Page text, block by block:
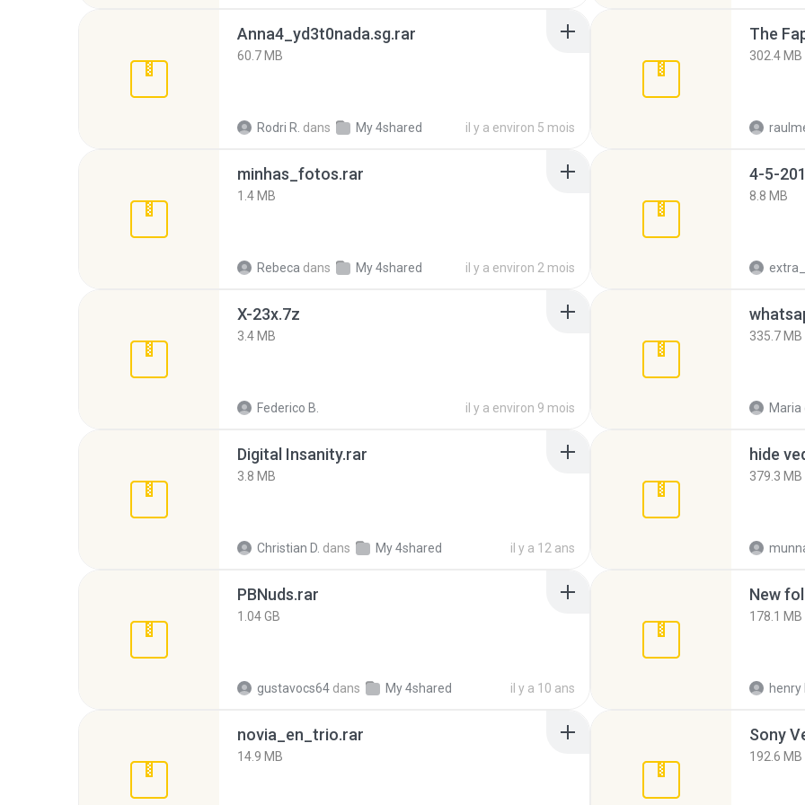
Anna4_yd3t0nada.sg.rar
60.7 MB
Rodri R. dans My 4shared il y a environ 5 mois
The
302.4 MB
minhas_fotos.rar
1.4 MB
Rebeca dans My 4shared il y a environ 2 mois
4-5-
8.8 MB
X-23x.7z
3.4 MB
Federico B. il y a environ 9 mois
335.7 MB
Maria
Digital Insanity.rar
3.8 MB
Christian D. dans My 4shared il y a 12 ans
hide
379.3 MB
PBNuds.rar
1.04 GB
gustavocs64 dans My 4shared il y a 10 ans
New
178.1 MB
henry
novia_en_trio.rar
14.9 MB 192.6 MB